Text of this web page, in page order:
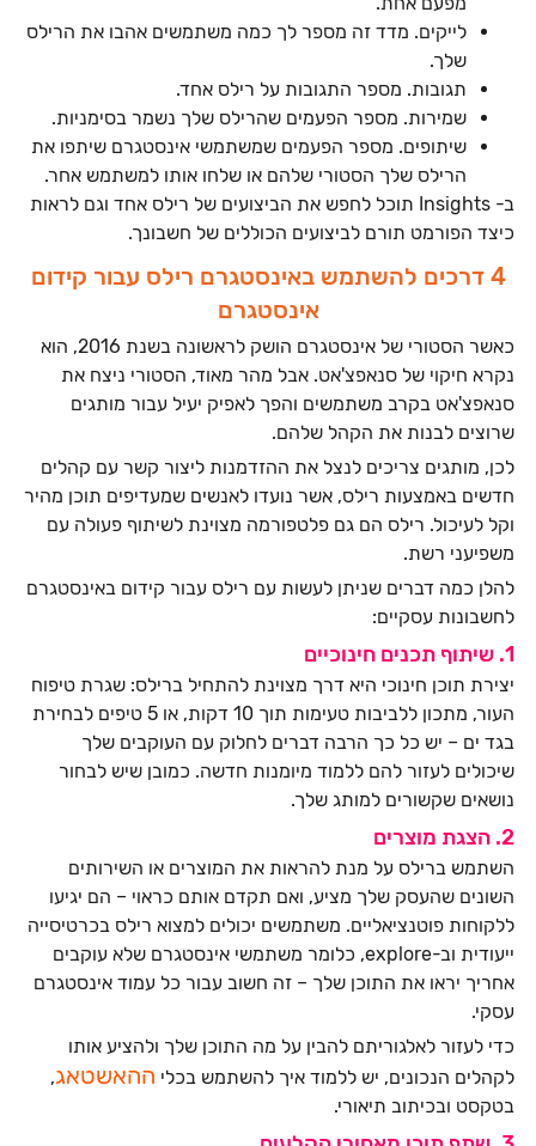
לייקים. מדד זה מספר לך כמה משתמשים אהבו את הרילס
שלך.
תגובות. מספר התגובות על רילס אחד.
שמירות. מספר הפעמים שהרילס שלך נשמר בסימניות.
שיתופים. מספר הפעמים שמשתמשי אינסטגרם שיתפו את
הרילס שלך הסטורי שלהם או שלחו אותו למשתמש אחר.
ב- Insights תוכל לחפש את הביצועים של רילס אחד וגם לראות
כיצד הפורמט תורם לביצועים הכוללים של חשבונך.
4 דרכים להשתמש באינסטגרם רילס עבור קידום
אינסטגרם
כאשר הסטורי של אינסטגרם הושק לראשונה בשנת 2016, הוא
נקרא חיקוי של סנאפצ'אט. אבל מהר מאוד, הסטורי ניצח את
סנאפצ'אט בקרב משתמשים והפך לאפיק יעיל עבור מותגים
שרוצים לבנות את הקהל שלהם.
לכן, מותגים צריכים לנצל את ההזדמנות ליצור קשר עם קהלים
חדשים באמצעות רילס, אשר נועדו לאנשים שמעדיפים תוכן מהיר
וקל לעיכול. רילס הם גם פלטפורמה מצוינת לשיתוף פעולה עם
משפיעני רשת.
להלן כמה דברים שניתן לעשות עם רילס עבור קידום באינסטגרם
לחשבונות עסקיים:
1. שיתוף תכנים חינוכיים
יצירת תוכן חינוכי היא דרך מצוינת להתחיל ברילס: שגרת טיפוח
העור, מתכון ללביבות טעימות תוך 10 דקות, או 5 טיפים לבחירת
בגד ים – יש כל כך הרבה דברים לחלוק עם העוקבים שלך
שיכולים לעזור להם ללמוד מיומנות חדשה. כמובן שיש לבחור
נושאים שקשורים למותג שלך.
2. הצגת מוצרים
השתמש ברילס על מנת להראות את המוצרים או השירותים
השונים שהעסק שלך מציע, ואם תקדם אותם כראוי – הם יגיעו
ללקוחות פוטנציאליים. משתמשים יכולים למצוא רילס בכרטיסייה
ייעודית וב-explore, כלומר משתמשי אינסטגרם שלא עוקבים
אחריך יראו את התוכן שלך – זה חשוב עבור כל עמוד אינסטגרם
עסקי.
כדי לעזור לאלגוריתם להבין על מה התוכן שלך ולהציע אותו
לקהלים הנכונים, יש ללמוד איך להשתמש בכלי ההאשטאג,
בטקסט ובכיתוב תיאורי.